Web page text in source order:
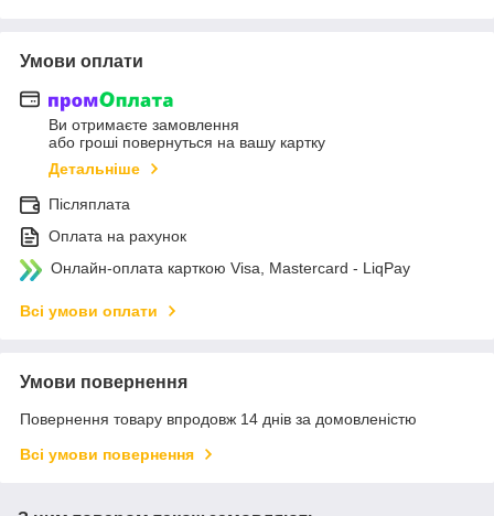
Умови оплати
Ви отримаєте замовлення
або гроші повернуться на вашу картку
Детальніше
Післяплата
Оплата на рахунок
Онлайн-оплата карткою Visa, Mastercard - LiqPay
Всі умови оплати
Умови повернення
Повернення товару впродовж 14 днів за домовленістю
Всі умови повернення